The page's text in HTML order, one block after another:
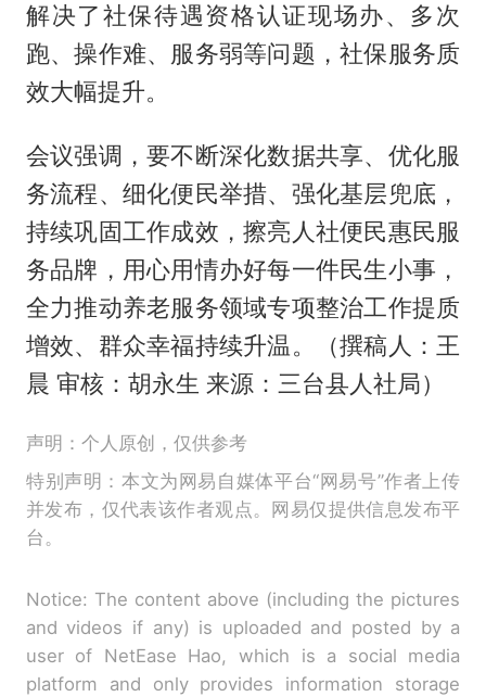
解决了社保待遇资格认证现场办、多次
跑、操作难、服务弱等问题，社保服务质
效大幅提升。
会议强调，要不断深化数据共享、优化服
务流程、细化便民举措、强化基层兜底，
持续巩固工作成效，擦亮人社便民惠民服
务品牌，用心用情办好每一件民生小事，
全力推动养老服务领域专项整治工作提质
增效、群众幸福持续升温。（撰稿人：王
晨 审核：胡永生 来源：三台县人社局）
声明：个人原创，仅供参考
特别声明：本文为网易自媒体平台“网易号”作者上传
并发布，仅代表该作者观点。网易仅提供信息发布平
台。
Notice: The content above (including the pictures
and videos if any) is uploaded and posted by a
user of NetEase Hao, which is a social media
platform and only provides information storage